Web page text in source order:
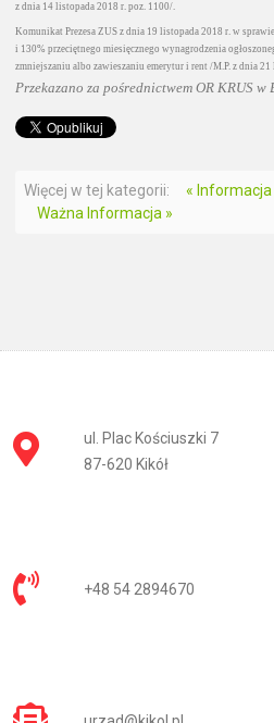
z dnia 14 listopada 2018 r. poz. 1100/.
Komunikat Prezesa ZUS z dnia 19 listopada 2018 r. w
i 130% przeciętnego miesięcznego wynagrodzenia
zmniejszaniu albo zawieszaniu emerytur i rent /M.P. z dnia
Przekazano za pośrednictwem OR KRUS w
Więcej w tej kategorii:
« Informacja
Ważna Informacja »
ul. Plac Kościuszki 7
87-620 Kikół
+48 54 2894670